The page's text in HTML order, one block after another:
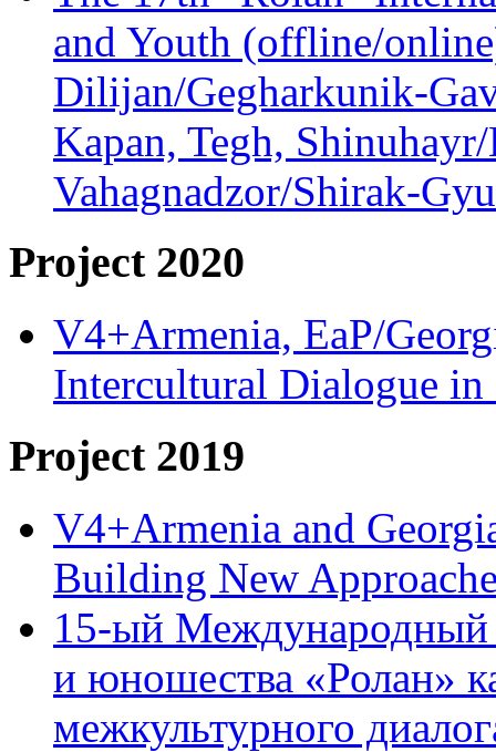
and Youth (offline/
Dilijan/Gegharkunik-
Kapan, Tegh,
Vahagnadzor/Shirak-
Project 2020
V4+Armenia, EaP/
Intercultural Dialogue
Project 2019
V4+Armenia and
Building New
15-ый Международный
и юношества «Ролан»
межкультурного